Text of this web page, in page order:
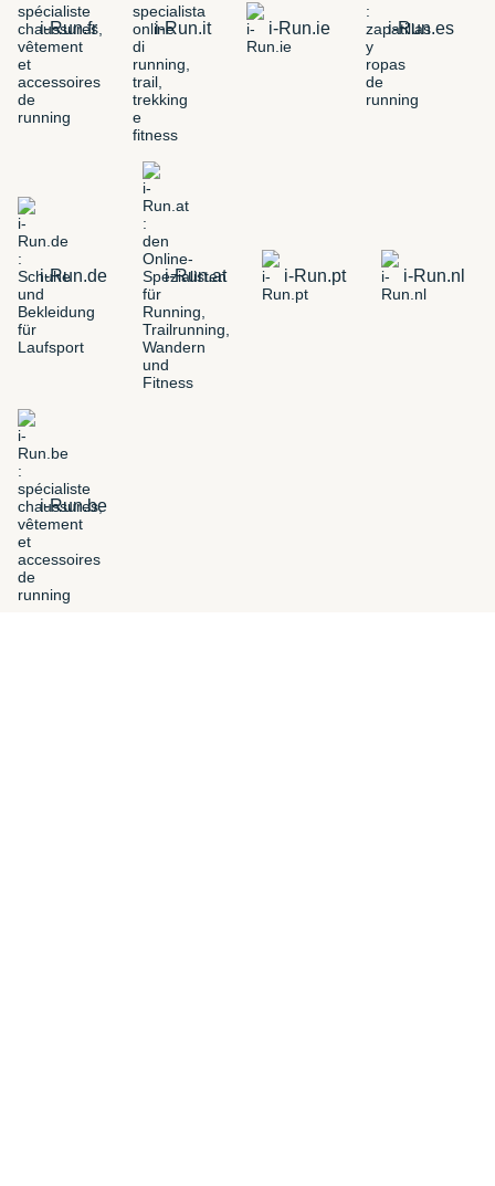
i-Run.fr i-Run.it i-Run.ie i-Run.es
i-Run.de i-Run.at i-Run.pt i-Run.nl
i-Run.be